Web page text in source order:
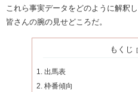
これら事実データをどのように解釈
皆さんの腕の見せどころだ。
もくじ
出馬表
枠番傾向